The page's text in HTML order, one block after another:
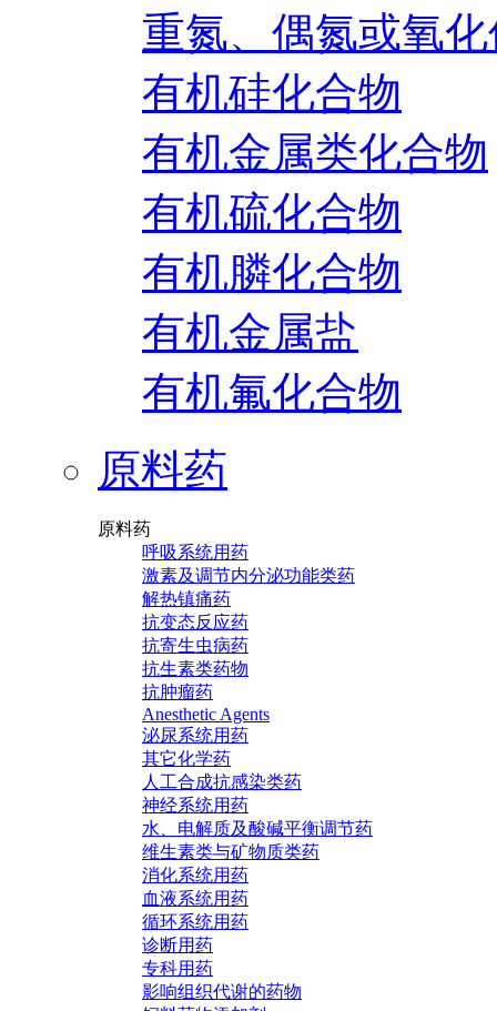
重氮、偶氮或氧
有机硅化合物
有机金属类化合物
有机硫化合物
有机膦化合物
有机金属盐
有机氟化合物
原料药
原料药
呼吸系统用药
激素及调节内分泌功能类药
解热镇痛药
抗变态反应药
抗寄生虫病药
抗生素类药物
抗肿瘤药
Anesthetic Agents
泌尿系统用药
其它化学药
人工合成抗感染类药
神经系统用药
水、电解质及酸碱平衡调节药
维生素类与矿物质类药
消化系统用药
血液系统用药
循环系统用药
诊断用药
专科用药
影响组织代谢的药物